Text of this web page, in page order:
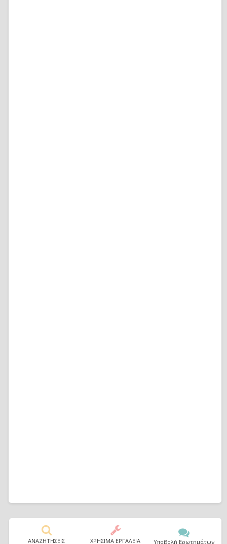
ΑΝΑΖΗΤΗΣΕΙΣ ΧΡΗΣΙΜΑ ΕΡΓΑΛΕΙΑ Υποβολή Ερωτημάτων